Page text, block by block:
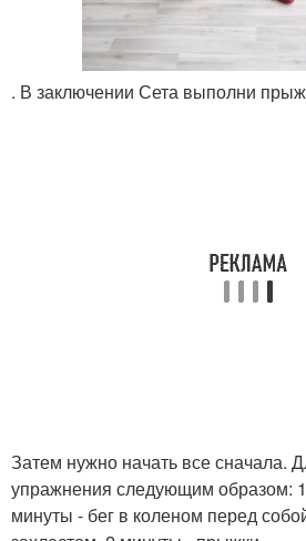
. В заключении Сета выполни
Затем нужно начать все сначала.
упражнения следующим образом:
минуты - бег в коленом перед